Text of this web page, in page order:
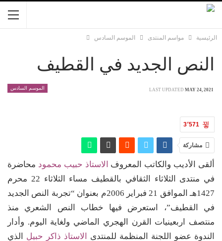
الرئيسية مواسم المنتدى الموسم السادس
النص الجديد في القطيف
الموسم السادس LAST UPDATED MAY 24, 2021
3٬571
مشاركة
ألقى الأديب والكاتب المعروف الاستاذ حبيب محمود محاضرة
في منتدى الثلاثاء الثقافي بالقطيف مساء الثلاثاء 22 محرم
1427هـ الموافق 21 فبراير 2006م بعنوان “تجربة النص الجديد
في القطيف”، استعرض فيها خطاب النص الشعري منذ
منتصف اربعينيات القرن الهجري الماضي ولغاية اليوم. وأدار
الندوة عضو اللجنة المنظمة للمنتدى
الاستاذ ذاكر حبيل الذي